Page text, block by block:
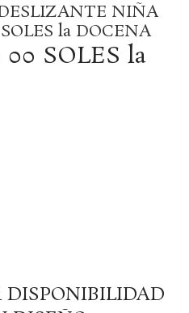
NIÑA
la DOCENA
00 SOLES la
DISPONIBILIDAD